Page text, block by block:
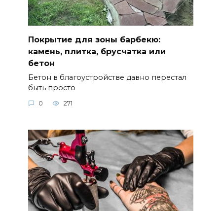
Покрытие для зоны барбекю:
камень, плитка, брусчатка или
бетон
Бетон в благоустройстве давно перестал
быть просто
0 271